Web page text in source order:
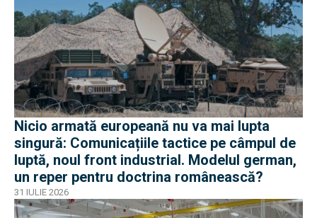
Nicio armată europeană nu va mai lupta
singură: Comunicațiile tactice pe câmpul de
luptă, noul front industrial. Modelul german,
un reper pentru doctrina românească?
31 IULIE 2026